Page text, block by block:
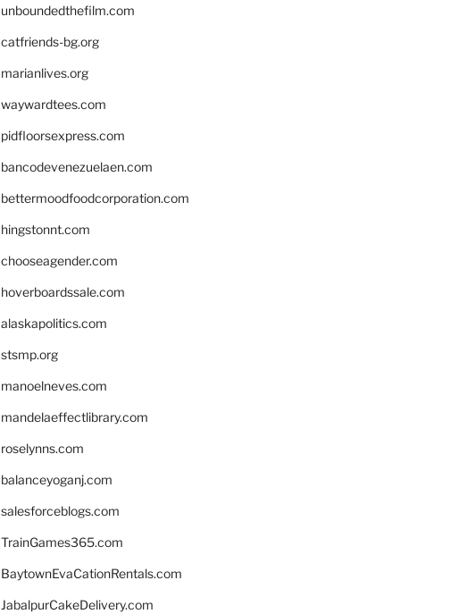
unboundedthefilm.com
catfriends-bg.org
marianlives.org
waywardtees.com
pidfloorsexpress.com
bancodevenezuelaen.com
bettermoodfoodcorporation.com
hingstonnt.com
chooseagender.com
hoverboardssale.com
alaskapolitics.com
stsmp.org
manoelneves.com
mandelaeffectlibrary.com
roselynns.com
balanceyoganj.com
salesforceblogs.com
TrainGames365.com
BaytownEvaCationRentals.com
JabalpurCakeDelivery.com